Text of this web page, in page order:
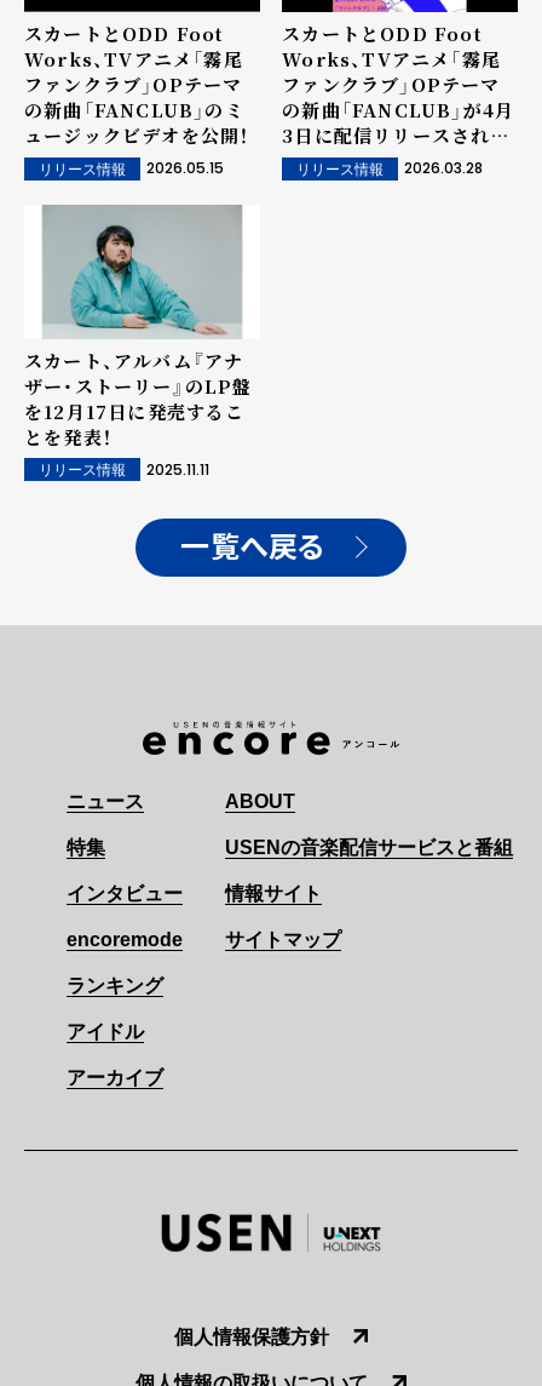
スカートとODD Foot
Works、TVアニメ「霧尾
ファンクラブ」OPテーマ
の新曲「FANCLUB」のミ
ュージックビデオを公開！
リリース情報 2026.05.15
スカートとODD Foot
Works、TVアニメ「霧尾
ファンクラブ」OPテーマ
の新曲「FANCLUB」が4月
3日に配信リリースされる
ことを発表！
リリース情報 2026.03.28
スカート、アルバム『アナ
ザー・ストーリー』のLP盤
を12月17日に発売するこ
とを発表！
リリース情報 2025.11.11
一覧へ戻る
ニュース
特集
インタビュー
encoremode
ランキング
アイドル
アーカイブ
ABOUT
USENの音楽配信サービスと番組
情報サイト
サイトマップ
個人情報保護方針